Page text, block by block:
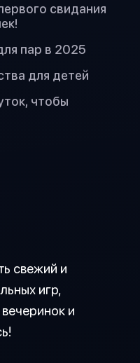
свидания
пар в 2025
для детей
чтобы
свежий и
игр,
и